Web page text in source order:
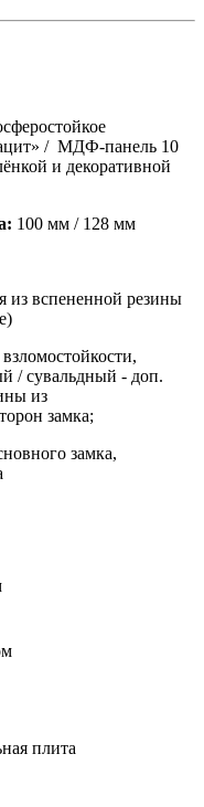
/ МДФ-панель 10
и декоративной
100 мм / 128 мм
из вспененной резины
/ сувальдный - доп.
из
замка;
замка,
плита